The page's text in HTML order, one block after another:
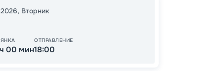
, Вторник
00 мин
ОТПРАВЛЕНИЕ
18:00